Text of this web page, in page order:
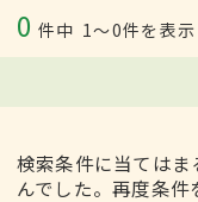
0 件中 1〜0件を表示
検索条件に当ては
んでした。再度条件